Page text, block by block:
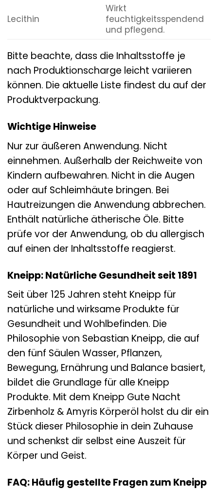
Lecithin
Wirkt
feuchtigkeitsspendend
und pflegend.
Bitte beachte, dass die Inhaltsstoffe je
nach Produktionscharge leicht variieren
können. Die aktuelle Liste findest du auf der
Produktverpackung.
Wichtige Hinweise
Nur zur äußeren Anwendung. Nicht
einnehmen. Außerhalb der Reichweite von
Kindern aufbewahren. Nicht in die Augen
oder auf Schleimhäute bringen. Bei
Hautreizungen die Anwendung abbrechen.
Enthält natürliche ätherische Öle. Bitte
prüfe vor der Anwendung, ob du allergisch
auf einen der Inhaltsstoffe reagierst.
Kneipp: Natürliche Gesundheit seit 1891
Seit über 125 Jahren steht Kneipp für
natürliche und wirksame Produkte für
Gesundheit und Wohlbefinden. Die
Philosophie von Sebastian Kneipp, die auf
den fünf Säulen Wasser, Pflanzen,
Bewegung, Ernährung und Balance basiert,
bildet die Grundlage für alle Kneipp
Produkte. Mit dem Kneipp Gute Nacht
Zirbenholz & Amyris Körperöl holst du dir ein
Stück dieser Philosophie in dein Zuhause
und schenkst dir selbst eine Auszeit für
Körper und Geist.
FAQ: Häufig gestellte Fragen zum Kneipp